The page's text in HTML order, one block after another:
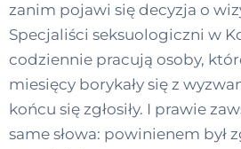
zanim pojawi się decyzja o
Specjaliści seksuologiczni w
codziennie pracują osoby,
miesięcy borykały się z
końcu się zgłosiły. I prawie
same słowa: powinienem był